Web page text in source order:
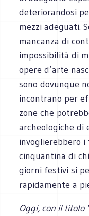
deteriorandosi
mezzi adeguati.
mancanza di
impossibilità di
opere d’arte
sono dovunque
incontrano per
zone che
archeologiche di
invoglierebbero
cinquantina di
giorni festivi si
rapidamente a
Oggi, con il titolo